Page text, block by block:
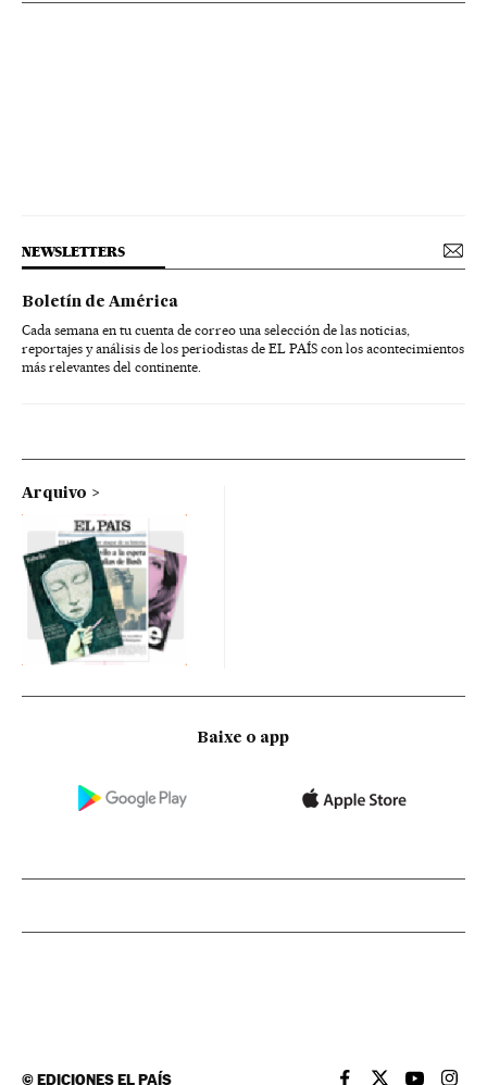
NEWSLETTERS
Boletín de América
Cada semana en tu cuenta de correo una selección de las noticias,
reportajes y análisis de los periodistas de EL PAÍS con los acontecimientos
más relevantes del continente.
Arquivo
Baixe o app
©EDICIONES EL PAÍS